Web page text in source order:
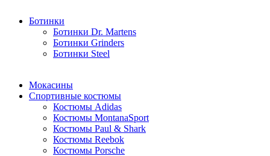
Ботинки
Ботинки Dr. Martens
Ботинки Grinders
Ботинки Steel
Мокасины
Спортивные костюмы
Костюмы Adidas
Костюмы MontanaSport
Костюмы Paul & Shark
Костюмы Reebok
Костюмы Porsche